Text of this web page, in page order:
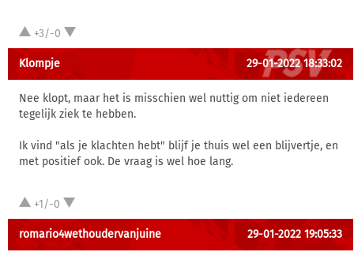
+3/-0
Klompje 29-01-2022 18:33:02
Nee klopt, maar het is misschien wel nuttig om niet iedereen
tegelijk ziek te hebben.
Ik vind "als je klachten hebt" blijf je thuis wel een blijvertje, en
met positief ook. De vraag is wel hoe lang.
+1/-0
romario4wethoudervanjuine 29-01-2022 19:05:33